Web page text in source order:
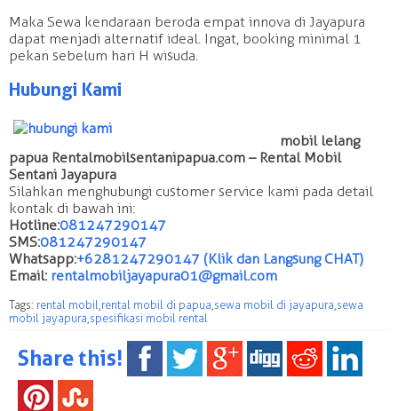
Maka Sewa kendaraan beroda empat innova di Jayapura
dapat menjadi alternatif ideal. Ingat, booking minimal 1
pekan sebelum hari H wisuda.
Hubungi Kami
mobil lelang
papua Rentalmobilsentanipapua.com – Rental Mobil
Sentani Jayapura
Silahkan menghubungi customer service kami pada detail
kontak di bawah ini:
Hotline:081247290147
SMS:081247290147
Whatsapp:+6281247290147 (Klik dan Langsung CHAT)
Email: rentalmobiljayapura01@gmail.com
Tags: rental mobil rental mobil di papua sewa mobil di jayapura sewa
mobil jayapura spesifikasi mobil rental
Share this!